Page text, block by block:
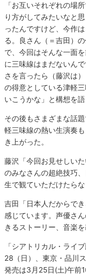
「お互いそれぞれの場
り方がしてみたいなと
ったんですけど、今作
る。良さん（＝吉田）
で、今回はそんな一面
に三味線はまだないん
さを言ったら（藤沢は
の得意としている津軽
いこうかな」と構想を語
その後もさまざまな話
軽三味線の熱い生演奏
き上がった。
藤沢「今回お見せしい
のみなさんの超絶技巧
生で観ていただけたらな
吉田「日本人だからで
感じています。声優さ
きるストーリー、音楽
「シアトリカル・ライ
28（日）、東京・品川
発売は3月25日(土)午前